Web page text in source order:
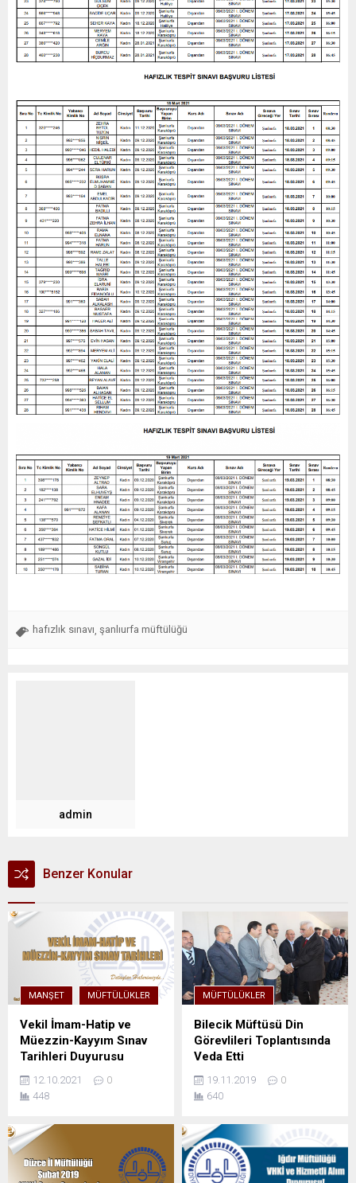
hafızlık sınavı şanlıurfa müftülüğü
admin
Benzer Konular
MANŞET MÜFTÜLÜKLER
Vekil İmam-Hatip ve
Müezzin-Kayyım Sınav
Tarihleri Duyurusu
12.10.2021
0
448
MÜFTÜLÜKLER
Bilecik Müftüsü Din
Görevlileri Toplantısında
Veda Etti
19.11.2019
0
640